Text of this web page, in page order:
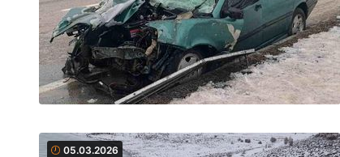
05.03.2026